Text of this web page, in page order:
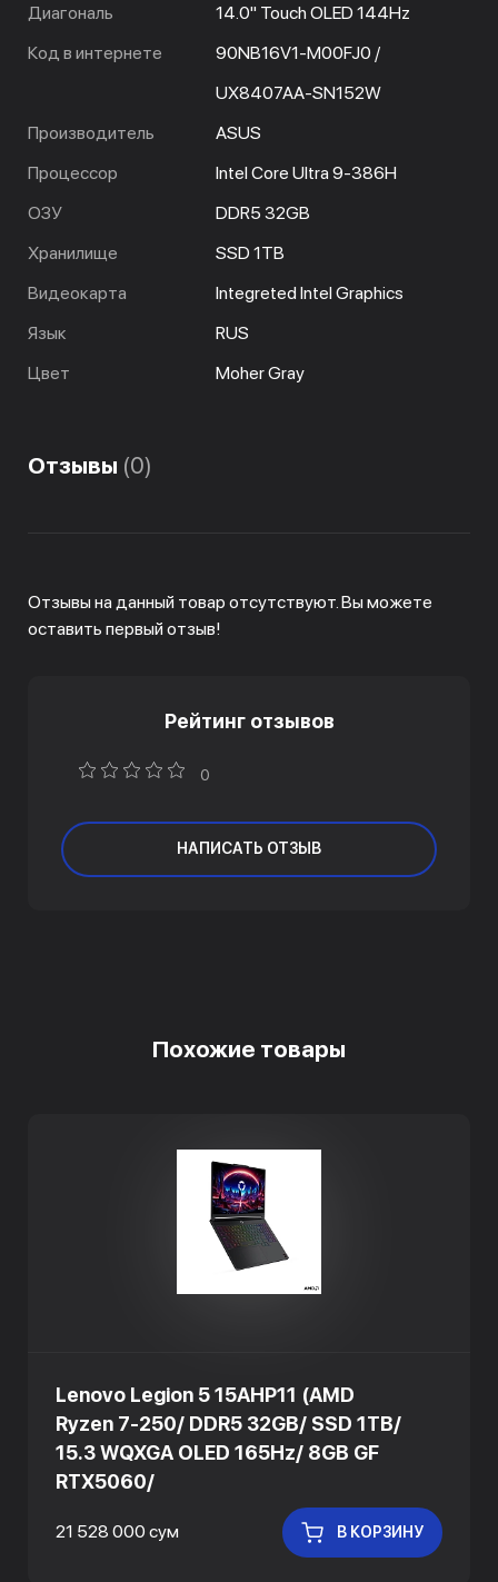
Диагональ
14.0" Touch OLED 144Hz
Код в интернете
90NB16V1-M00FJ0 /
UX8407AA-SN152W
Производитель
ASUS
Процессор
Intel Core Ultra 9-386H
ОЗУ
DDR5 32GB
Хранилище
SSD 1TB
Видеокарта
Integreted Intel Graphics
Язык
RUS
Цвет
Moher Gray
Отзывы (0)
Отзывы на данный товар отсутствуют. Вы можете
оставить первый отзыв!
Рейтинг отзывов
0
НАПИСАТЬ ОТЗЫВ
Похожие товары
Lenovo Legion 5 15AHP11 (AMD
Ryzen 7-250/ DDR5 32GB/ SSD 1TB/
15.3 WQXGA OLED 165Hz/ 8GB GF
RTX5060/
21 528 000 сум В КОРЗИНУ